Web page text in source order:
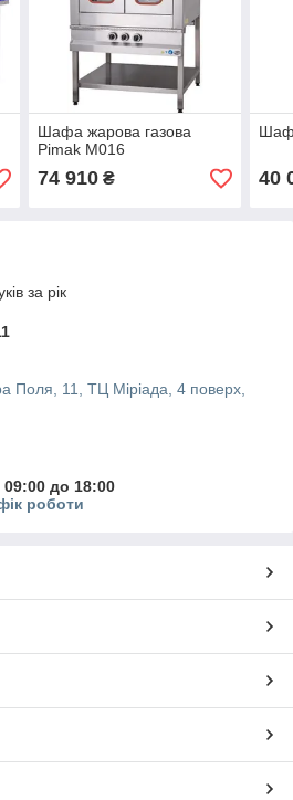
Шафа жарова газова
Pimak M016
74 910₴ 40
за рік
Поля, 11, ТЦ Міріада, 4 поверх,
до 18:00
роботи